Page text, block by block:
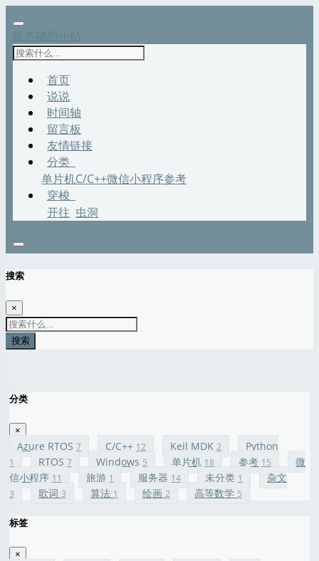
首页
说说
时间轴
留言板
友情链接
分类
单片机C/C++微信小程序参考
穿梭
开往 虫洞
搜索
×
搜索
分类
×
Azure RTOS 7 C/C++ 12 Keil MDK 2 Python
1 RTOS 7 Windows 5 单片机 18 参考 15
微
信小程序 11 旅游 1 服务器 14 未分类 1 杂文
3 歌词 3 算法 1 绘画 2 高等数学 5
标签
×